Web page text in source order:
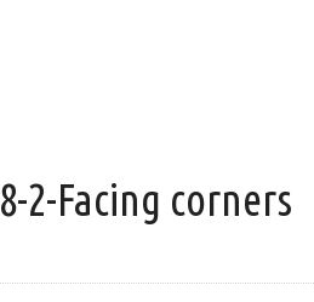
8-2-Facing corners